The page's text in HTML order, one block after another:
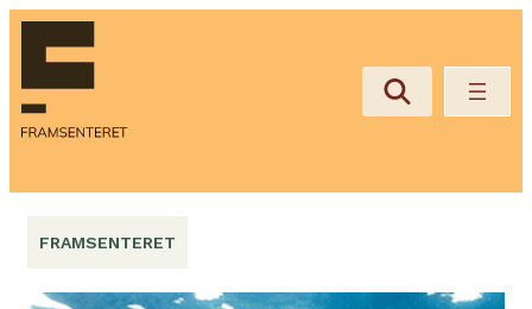
Hopp
innhold
FRAMSENTERET